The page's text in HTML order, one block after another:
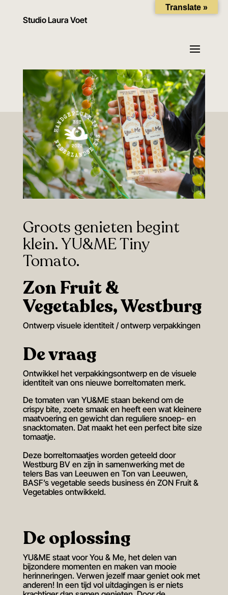
Studio Laura Voet
Groots genieten begint
klein. YU&ME Tiny
Tomato.
Zon Fruit &
Vegetables, Westburg
Ontwerp visuele identiteit / ontwerp verpakkingen
De vraag
Ontwikkel het verpakkingsontwerp en de visuele
identiteit van ons nieuwe borreltomaten merk.
De tomaten van YU&ME staan bekend om de
crispy bite, zoete smaak en heeft een wat kleinere
maatvoering en gewicht dan reguliere snoep- en
snacktomaten. Dat maakt het een perfect bite size
tomaatje.
Deze borreltomaatjes worden geteeld door
Westburg BV en zijn in samenwerking met de
telers Bas van Leeuwen en Ton van Leeuwen,
BASF’s vegetable seeds business én ZON Fruit &
Vegetables ontwikkeld.
De oplossing
YU&ME staat voor You & Me, het delen van
bijzondere momenten en maken van mooie
herinneringen. Verwen jezelf maar geniet ook met
anderen! In een tijd vol uitdagingen is er niets
Translate »